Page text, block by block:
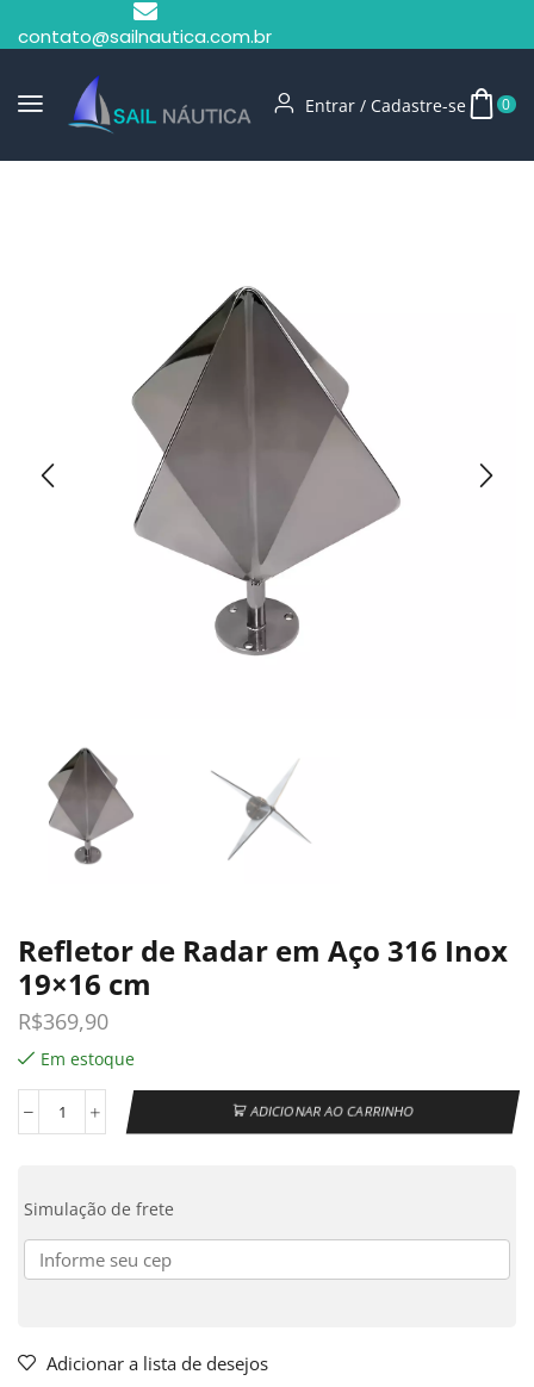
contato@sailnautica.com.br
Entrar / Cadastre-se 0
Refletor de Radar em Aço 316 Inox
19×16 cm
R$369,90
Em estoque
ADICIONAR AO CARRINHO
Simulação de frete
Adicionar a lista de desejos